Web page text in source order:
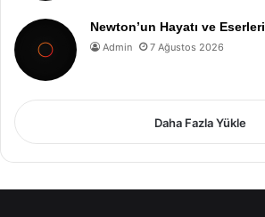
Newton’un Hayatı ve Eserleri
Admin 7 Ağustos 2026
Daha Fazla Yükle